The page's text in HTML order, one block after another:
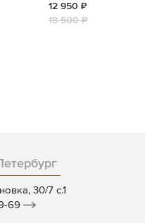
12 950 ₽
18 500 ₽
30/7 c.1
69